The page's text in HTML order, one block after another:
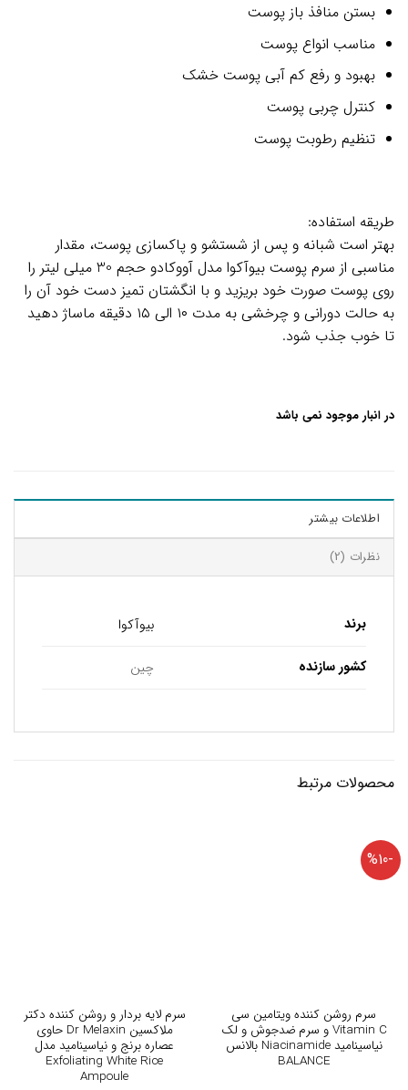
بستن منافذ باز پوست
مناسب انواع پوست
بهبود و رفع کم آبی پوست خشک
کنترل چربی پوست
تنظیم رطوبت پوست
طریقه استفاده:
بهتر است شبانه و پس از شستشو و پاکسازی پوست، مقدار
مناسبی از سرم پوست بیوآکوا مدل آووکادو حجم 30 میلی لیتر را
روی پوست صورت خود بریزید و با انگشتان تمیز دست خود آن را
به حالت دورانی و چرخشی به مدت ۱۰ الی ۱۵ دقیقه ماساژ دهید
تا خوب جذب شود.
در انبار موجود نمی باشد
اطلاعات بیشتر
نظرات (2)
برند بیوآکوا
کشور سازنده چین
محصولات مرتبط
-%10
سرم روشن کننده ویتامین سی
Vitamin C و سرم ضدجوش و لک
نیاسینامید Niacinamide بالانس
BALANCE
سرم لایه بردار و روشن کننده دکتر
ملاکسین Dr Melaxin حاوی
عصاره برنج و نیاسینامید مدل
Exfoliating White Rice
Ampoule